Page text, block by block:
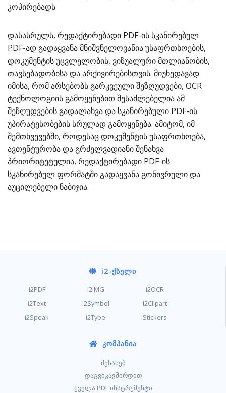
კოპირებადს.
დასასრულს, რედაქტირებადი PDF-ის სკანირებულ
PDF-ად გადაყვანა მნიშვნელოვანია უსაფრთხოების,
დოკუმენტის უცვლელობის, ვიზუალური მთლიანობის,
თავსებადობისა და არქივირებისთვის. მიუხედავად
იმისა, რომ არსებობს გარკვეული შეზღუდვები, OCR
ტექნოლოგიის გამოყენებით შესაძლებელია ამ
შეზღუდვების გადალახვა და სკანირებული PDF-ის
უპირატესობების სრულად გამოყენება. ამიტომ, იმ
შემთხვევებში, როდესაც დოკუმენტის უსაფრთხოება,
ავთენტურობა და გრძელვადიანი შენახვა
პრიორიტეტულია, რედაქტირებადი PDF-ის
სკანირებულ ფორმატში გადაყვანა გონივრული და
აუცილებელი ნაბიჯია.
i2-ᲥᲡᲔᲚᲘ
i2PDF i2IMG
i2OCR
i2Text
i2Symbol
i2Clipart
i2Speak
i2Type Stickers
ᲙᲝᲛᲞᲐᲜᲘᲐ
შესახებ
დაგვიკავშირდით
ყველა PDF ინსტრუმენტი